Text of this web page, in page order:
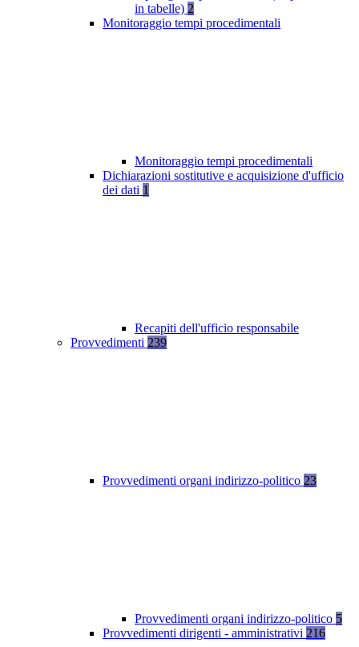
in tabelle) 2
Monitoraggio tempi procedimentali
Monitoraggio tempi procedimentali
Dichiarazioni sostitutive e acquisizione d'ufficio
dei dati 1
Recapiti dell'ufficio responsabile
Provvedimenti 239
Provvedimenti organi indirizzo-politico 23
Provvedimenti organi indirizzo-politico 5
Provvedimenti dirigenti - amministrativi 216